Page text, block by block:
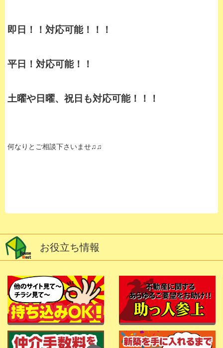
即日！！対応可能！！！
平日！対応可能！！
土曜や日曜、祝日も対応可能！！！
何なりとご相談下さいませ♫♫
お役立ち情報